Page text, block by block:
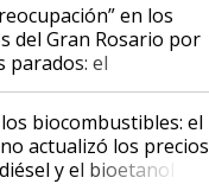
en los
del Gran Rosario por
parados: el
de las
en tensión tras
de fuerza de los
biocombustibles: el
actualizó los precios
y el bioetanol